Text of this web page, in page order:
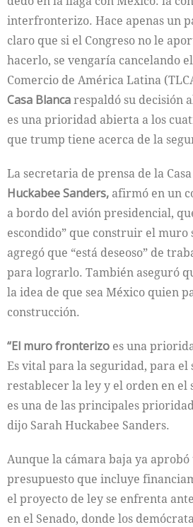
interfronterizo. Hace apenas un
claro que si el Congreso no le
hacerlo, se vengaría cancelando
Comercio de América Latina
Casa Blancarespaldó su decisión
es una prioridad abierta a los
que trump tiene acerca de la
La secretaria de prensa de la
Huckabee Sanders, afirmó en un
a bordo del avión presidencial,
escondido” que construir el
agregó que “está deseoso” de
para lograrlo. También aseguró
la idea de que sea México quien
construcción.
“El muro fronterizo es una
Es vital para la seguridad, para
restablecer la ley y el orden en el
es una de las principales
dijo Sarah Huckabee Sanders.
Aunque la cámara baja ya aprobó
presupuesto que incluye
el proyecto de ley se enfrenta
en el Senado, donde los